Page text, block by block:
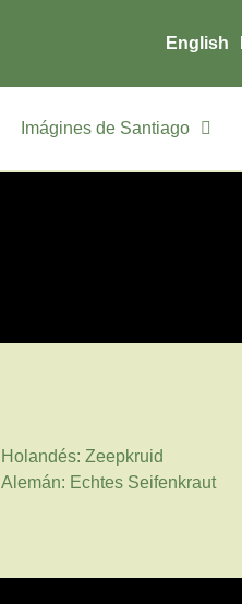
English
Imágines de Santiago
Holandés: Zeepkruid
Alemán: Echtes Seifenkraut